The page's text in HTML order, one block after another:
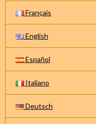
Français
English
Español
Italiano
Deutsch